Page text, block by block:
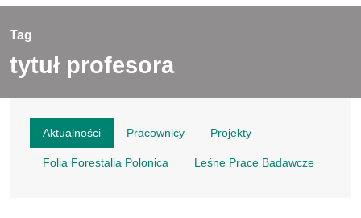
Tag
tytuł profesora
Aktualności Pracownicy Projekty
Folia Forestalia Polonica Leśne Prace Badawcze